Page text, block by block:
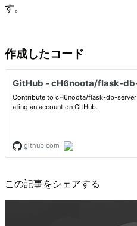
す。
作成したコード
この記事をシェアする